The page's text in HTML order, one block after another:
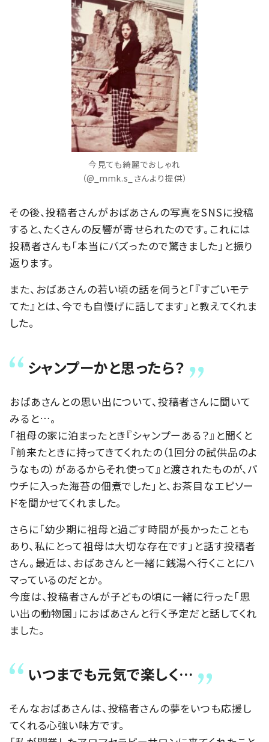
今見ても綺麗でおしゃれ
（@_mmk.s_さんより提供）
その後、投稿者さんがおばあさんの写真をSNSに投稿
すると、たくさんの反響が寄せられたのです。これには
投稿者さんも「本当にバズったので驚きました」と振り
返ります。
また、おばあさんの若い頃の話を伺うと「『すごいモテ
てた』とは、今でも自慢げに話してます」と教えてくれま
した。
シャンプーかと思ったら？
おばあさんとの思い出について、投稿者さんに聞いて
みると…。
「祖母の家に泊まったとき『シャンプーある？』と聞くと
『前来たときに持ってきてくれたの（1回分の試供品のよ
うなもの）があるからそれ使って』と渡されたものが、パ
ウチに入った海苔の佃煮でした」と、お茶目なエピソー
ドを聞かせてくれました。
さらに「幼少期に祖母と過ごす時間が長かったことも
あり、私にとって祖母は大切な存在です」と話す投稿者
さん。最近は、おばあさんと一緒に銭湯へ行くことにハ
マっているのだとか。
今度は、投稿者さんが子どもの頃に一緒に行った「思
い出の動物園」におばあさんと行く予定だと話してくれ
ました。
いつまでも元気で楽しく…
そんなおばあさんは、投稿者さんの夢をいつも応援し
てくれる心強い味方です。